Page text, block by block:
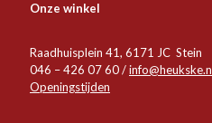
Onze winkel
Raadhuisplein 41, 6171 JC Stein
046 – 426 07 60 /
Openingstijden